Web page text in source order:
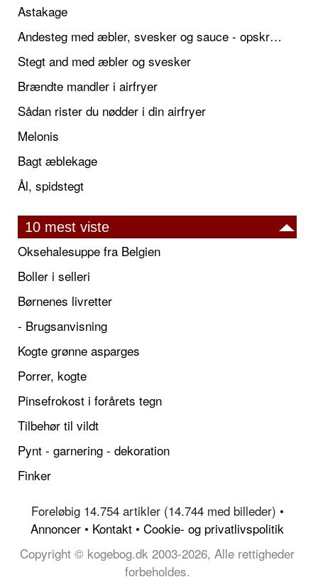
Astakage
Andesteg med æbler, svesker og sauce - opskrift også til jul
Stegt and med æbler og svesker
Brændte mandler i airfryer
Sådan rister du nødder i din airfryer
Melonis
Bagt æblekage
Ål, spidstegt
10 mest viste
Oksehalesuppe fra Belgien
Boller i selleri
Børnenes livretter
- Brugsanvisning
Kogte grønne asparges
Porrer, kogte
Pinsefrokost i forårets tegn
Tilbehør til vildt
Pynt - garnering - dekoration
Finker
Foreløbig 14.754 artikler (14.744 med billeder) •
Annoncer • Kontakt • Cookie- og privatlivspolitik
Copyright © kogebog.dk 2003-2026, Alle rettigheder
forbeholdes.